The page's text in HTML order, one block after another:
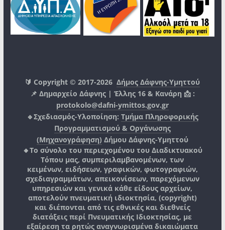
🔰 Copyright © 2017-2026Δήμος Δάφνης-Υμηττού
📌 Δημαρχείο Δάφνης | Έλλης 16 & Κανάρη 📩 :
protokolo@dafni-ymittos.gov.gr
🔹Σχεδιασμός-Υλοποίηση: Τμήμα Πληροφορικής
Προγραμματισμού & Οργάνωσης
(Μηχανογράφηση) Δήμου Δάφνης-Υμηττού
🔸Το σύνολο του περιεχομένου του Διαδικτυακού
Τόπου μας, συμπεριλαμβανομένων, των
κειμένων, ειδήσεων, γραφικών, φωτογραφιών,
σχεδιαγραμμάτων, απεικονίσεων, παρεχόμενων
υπηρεσιών και γενικά κάθε είδους αρχείων,
αποτελούν πνευματική ιδιοκτησία, (copyright)
και διέπονται από τις εθνικές και διεθνείς
διατάξεις περί Πνευματικής Ιδιοκτησίας, με
εξαίρεση τα ρητώς αναγνωρισμένα δικαιώματα